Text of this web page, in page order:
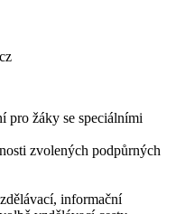
pro žáky se speciálními
zvolených podpůrných
informační